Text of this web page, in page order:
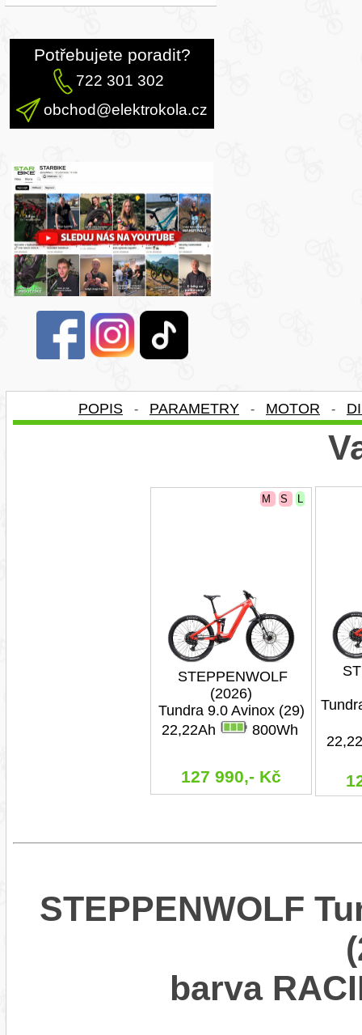
Potřebujete poradit?
722 301 302
obchod@elektrokola.cz
POPIS - PARAMETRY - MOTOR -
M S L
STEPPENWOLF
(2026)
Tundra 9.0 Avinox (29)
22,22Ah
800Wh
127 990,- Kč
STEPPENWOLF
barva